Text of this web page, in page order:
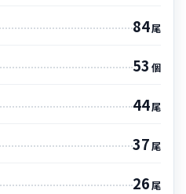
84尾
53 個
44尾
37尾
26尾